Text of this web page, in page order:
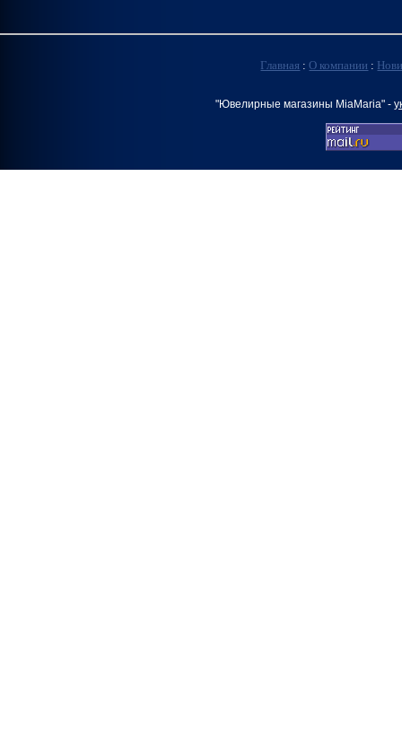
Главная :О компании :
"Ювелирные магазины MiaMaria" -